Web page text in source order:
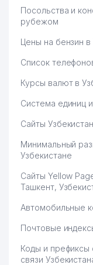
Посольства и
рубежом
Цены на бензин в
Список
Курсы валют в
Система единиц
Сайты
Минимальный
Узбекистане
Сайты Yellow
Ташкент,
Автомобильные
Почтовые
Коды и префиксы
связи